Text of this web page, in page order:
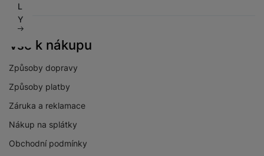
L
Y
Vše k nákupu
Způsoby dopravy
Způsoby platby
Záruka a reklamace
Nákup na splátky
Obchodní podmínky